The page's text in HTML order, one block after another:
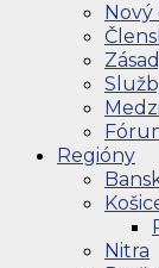
Nový
Regióny
Nitra